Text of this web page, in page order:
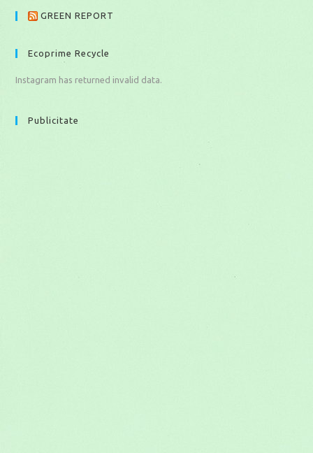
GREEN REPORT
Ecoprime Recycle
Instagram has returned invalid data.
Publicitate